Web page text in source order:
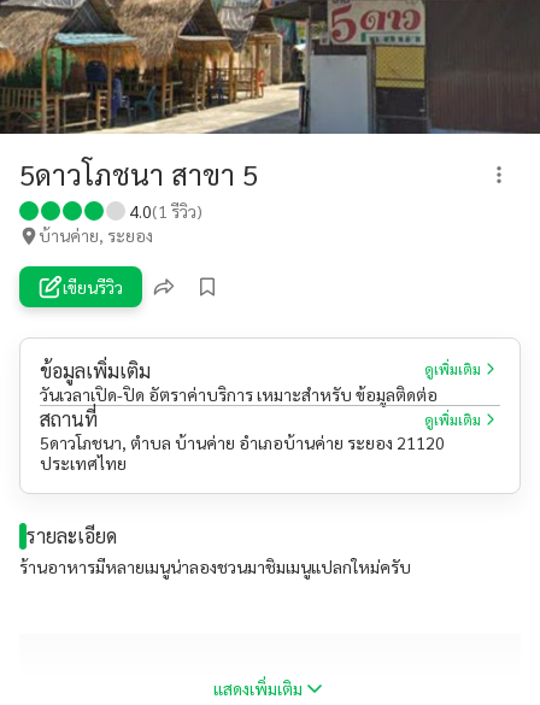
5ดาวโภชนา สาขา 5
4.0(1 รีวิว)
บ้านค่าย, ระยอง
เขียนรีวิว
ข้อมูลเพิ่มเติม ดูเพิ่มเติม
วันเวลาเปิด-ปิด อัตราค่าบริการ เหมาะสำหรับ ข้อมูลติดต่อ
สถานที่ ดูเพิ่มเติม
5ดาวโภชนา, ตำบล บ้านค่าย อำเภอบ้านค่าย ระยอง 21120
ประเทศไทย
รายละเอียด
ร้านอาหารมีหลายเมนูน่าลองชวนมาชิมเมนูแปลกใหม่ครับ
แสดงเพิ่มเติม